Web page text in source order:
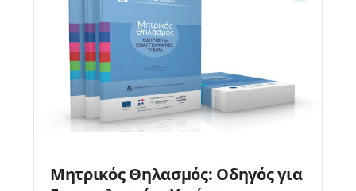
Μητρικός Θηλασμός: Οδηγός για